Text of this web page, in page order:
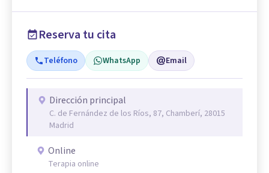
Reserva tu cita
Teléfono WhatsApp Email
Dirección principal
C. de Fernández de los Ríos, 87, Chamberí, 28015
Madrid
Online
Terapia online